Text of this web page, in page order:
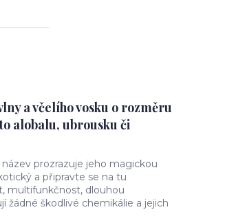
a včelího vosku o rozměru
alobalu, ubrousku či
prozrazuje jeho magickou
a připravte se na tu
multifunkčnost, dlouhou
žádné škodlivé chemikálie a jejich